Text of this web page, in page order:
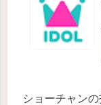
ショーチャン